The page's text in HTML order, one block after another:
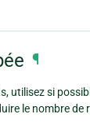
¶
utilisez si
le nombre de